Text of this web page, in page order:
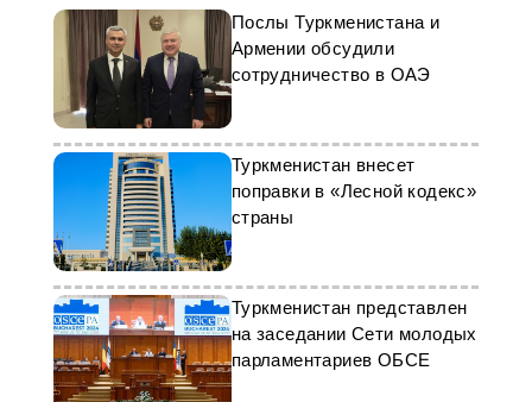
Послы Туркменистана и
Армении обсудили
сотрудничество в ОАЭ
Туркменистан внесет
поправки в «Лесной кодекс»
страны
Туркменистан представлен
на заседании Сети молодых
парламентариев ОБСЕ